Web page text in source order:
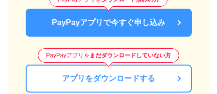
PayPayアプリで今すぐ申し込み
PayPayアプリを まだダウンロードしていない方
アプリをダウンロードする